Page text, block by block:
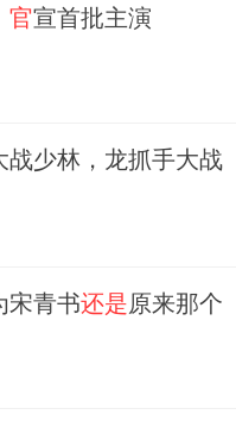
官宣首批主演
战少林，龙抓手大战
宋青书还是原来那个